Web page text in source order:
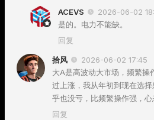
ACEVS
2026-06-02
是的。电力不能缺。
回复
拾风
2026-06-02 17:45
大A是高波动大市场，频繁操
过上涨，我从年初到现在选
乎也没亏，比频繁操作强，心
回复